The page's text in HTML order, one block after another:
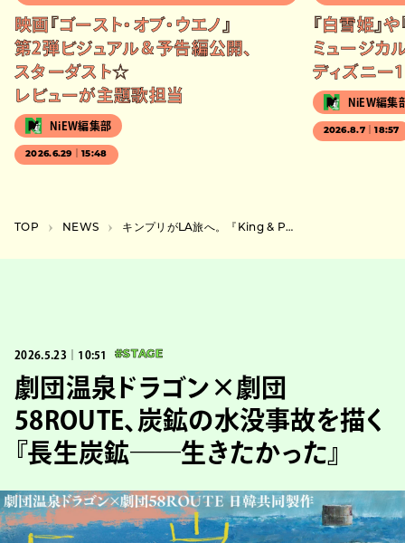
映画『ゴースト・オブ・ウエノ』
第2弾ビジュアル＆予告編公開、
スターダスト☆
レビューが主題歌担当
NiEW編集部
2026.6.29｜15:48
『白雪姫』
ミュージカル
ディズニー
NiEW編集
2026.8.7｜18:57
TOP NEWS キンプリがLA旅へ。『King & Princeがまちあわせ in LA』本予告＆番組メインビジュアル公開
2026.5.23｜10:51 #STAGE
劇団温泉ドラゴン×劇団
58ROUTE、炭鉱の水没事故を描く
『長生炭鉱――生きたかった』